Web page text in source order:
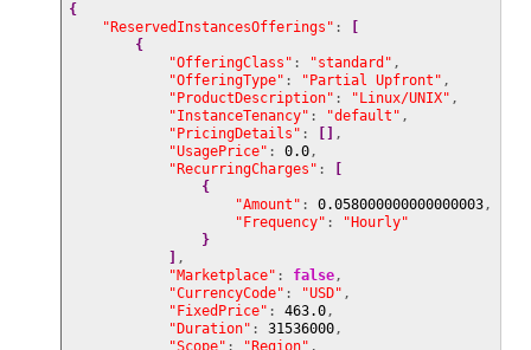
{
"ReservedInstancesOfferings" :
{
"OfferingClass" : "standard" ,
"OfferingType" : "Partial Upfront" ,
"ProductDescription" : "Linux/UNIX" ,
"InstanceTenancy" : "default" ,
"PricingDetails" :
,
"UsagePrice" : 0.0,
"RecurringCharges" :
{
"Amount" : 0.058000000000000003,
"Frequency" :
"Hourly"
}
,
"Marketplace" : false,
"CurrencyCode" : "USD" ,
"FixedPrice" : 463.0,
"Duration" : 31536000,
"Scope" : "Region" ,